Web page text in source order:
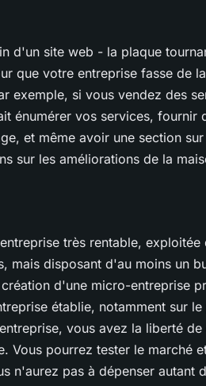
d'un site web - la plaque
que votre entreprise fasse de
exemple, si vous vendez des
énumérer vos services, fournir
et même avoir une section
sur les améliorations de la
très rentable, exploitée
mais disposant d'au moins un
d'une micro-entreprise
établie, notamment sur
vous avez la liberté
Vous pourrez tester le marché
n'aurez pas à dépenser autant